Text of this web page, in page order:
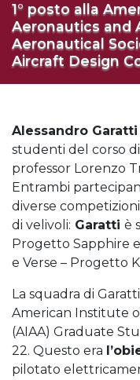
1° posto alla
Aeronautics and
Aeronautical
Aircraft Design
Alessandro Garatti
studenti del corso
professor Lorenzo
Entrambi
diverse
di velivoli: Garatti è
Progetto Sapphire e
e Verse – Progetto
La squadra di
American Institute
(AIAA) Graduate
22. Questo era
pilotato